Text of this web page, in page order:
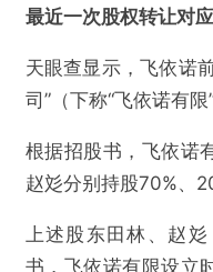
最近一次股权转让对
天眼查显示，飞依诺
司”（下称“飞依诺有限
根据招股书，飞依诺
赵彣分别持股70%、
上述股东田林、赵
书，飞依诺有限设立